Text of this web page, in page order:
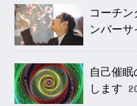
コーチン
ンバーサ
自己催
します